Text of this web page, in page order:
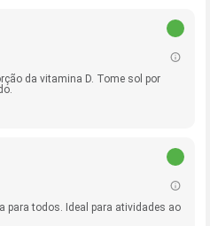
da vitamina D. Tome sol por
para todos. Ideal para atividades ao